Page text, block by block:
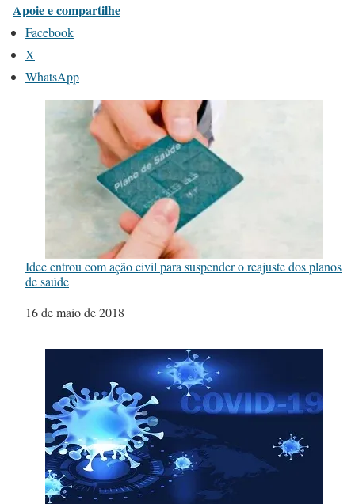
Apoie e compartilhe
Facebook
X
WhatsApp
Idec entrou com ação civil para suspender o reajuste dos planos
de saúde
Data
16 de maio de 2018